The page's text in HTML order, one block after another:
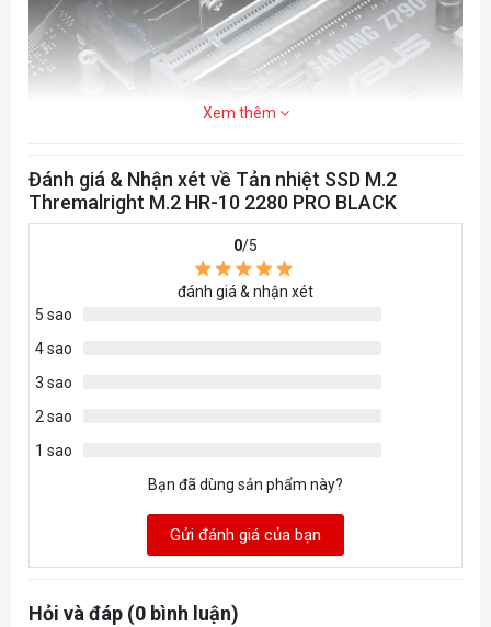
Xem thêm
Đánh giá & Nhận xét về Tản nhiệt SSD M.2
Thremalright M.2 HR-10 2280 PRO BLACK
0/5
đánh giá & nhận xét
5 sao
4 sao
3 sao
2 sao
1 sao
Bạn đã dùng sản phẩm này?
Gửi đánh giá của bạn
Hỏi và đáp (0 bình luận)